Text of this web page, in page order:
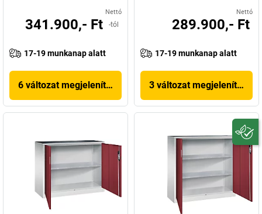
Nettó
341.900,- Ft -tól
17-19 munkanap alatt
6 változat megjelenítése
Nettó
289.900,- Ft
17-19 munkanap alatt
3 változat megjelenítése